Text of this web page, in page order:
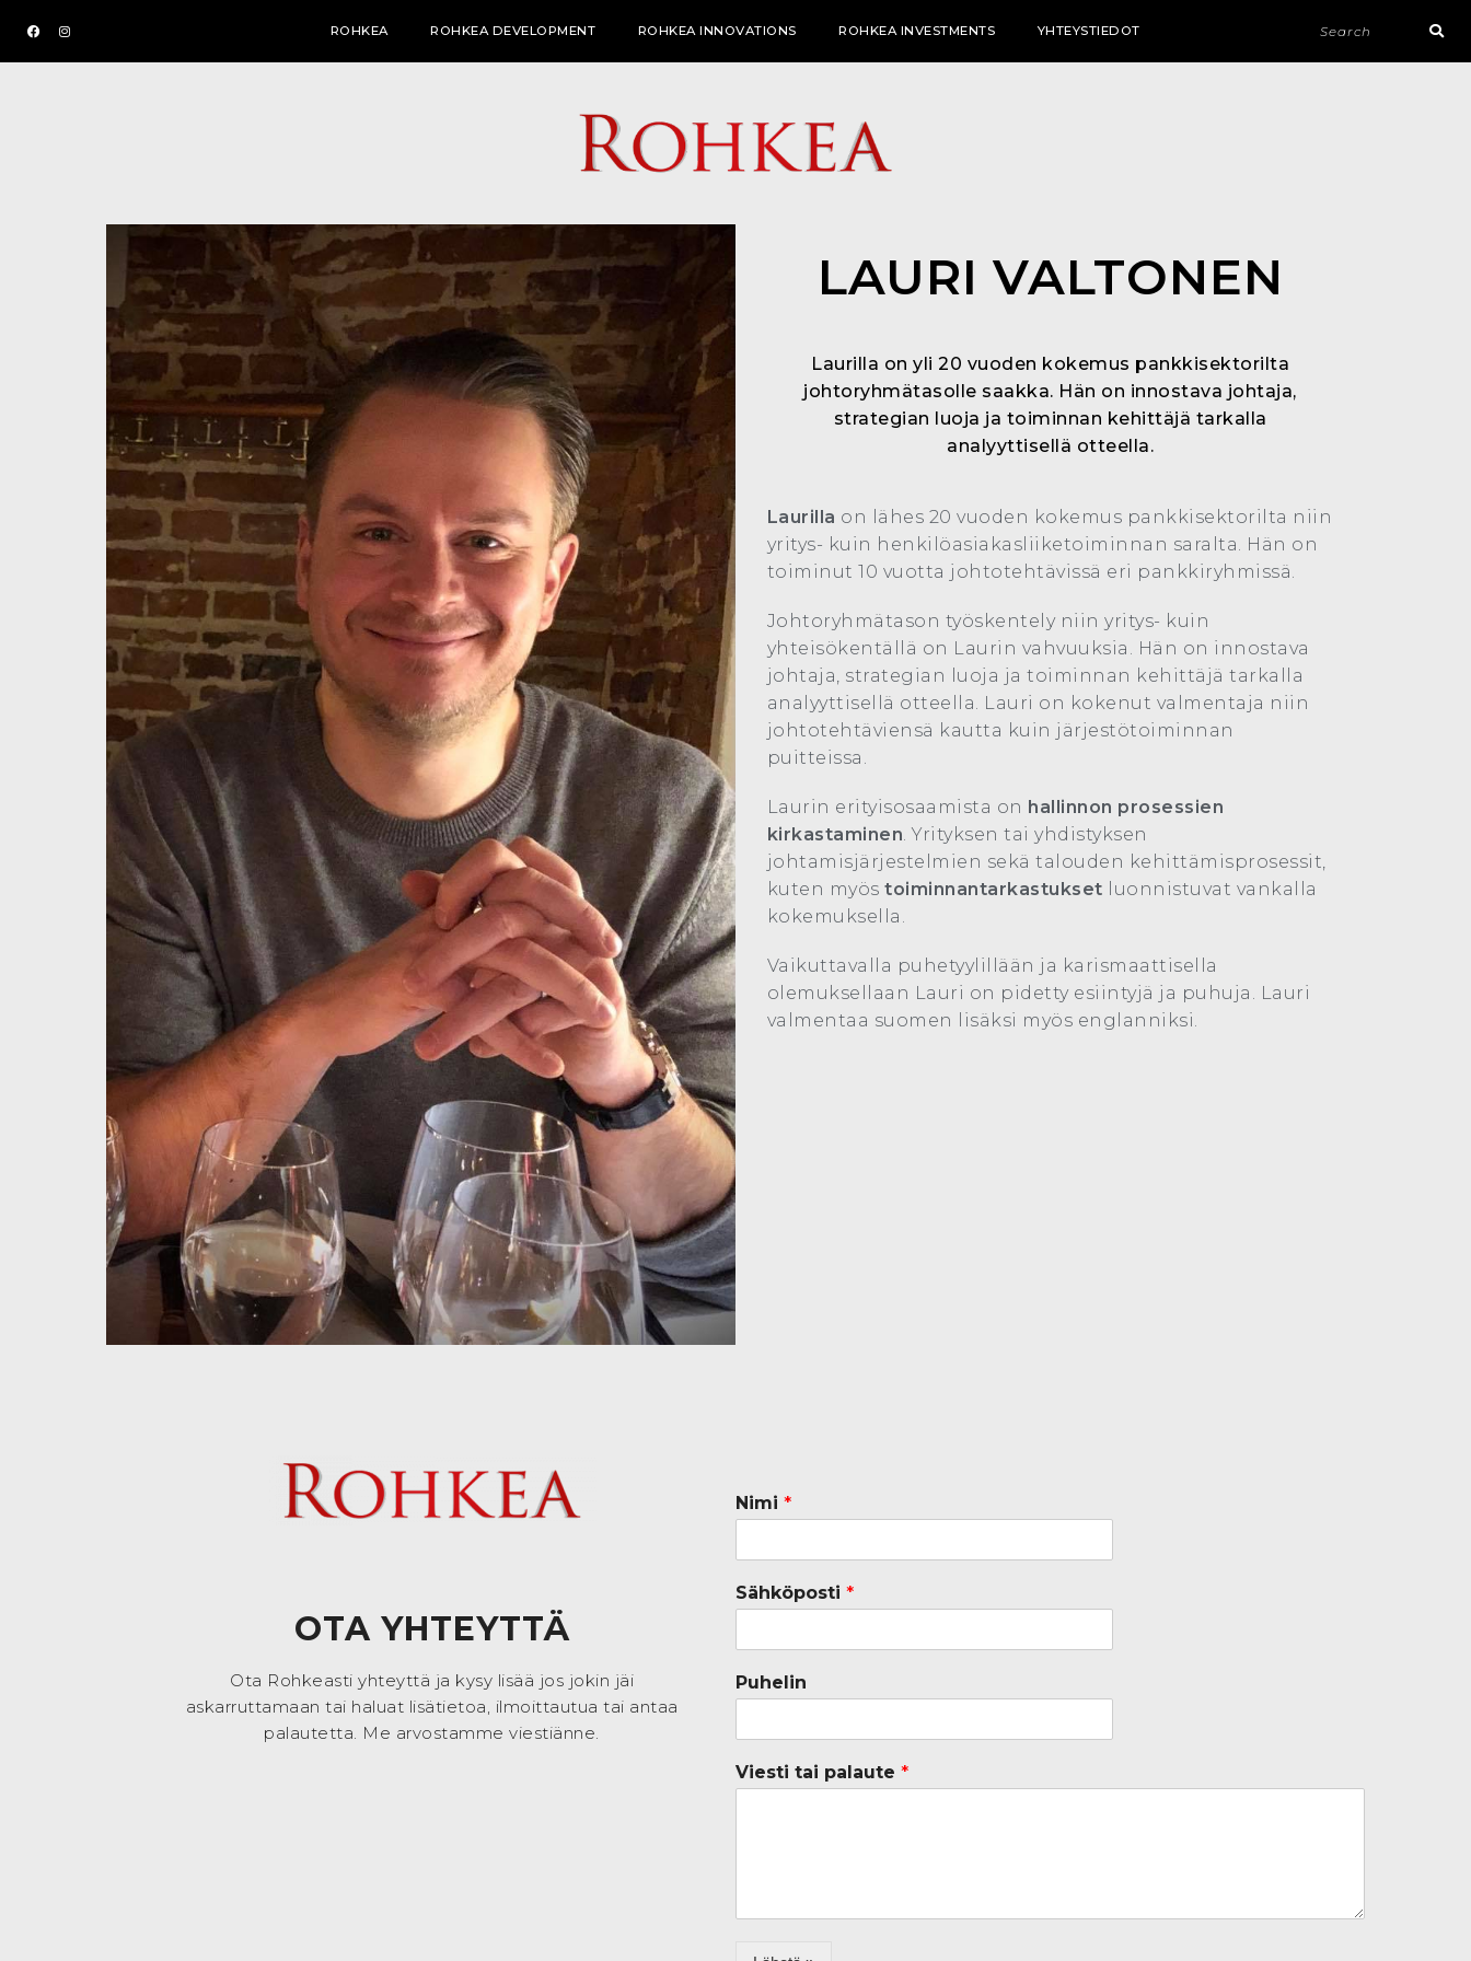
ROHKEA ROHKEA DEVELOPMENT ROHKEA INNOVATIONS ROHKEA INVESTMENTS YHTEYSTIEDOT
LAURI VALTONEN
Laurilla on yli 20 vuoden kokemus pankkisektorilta
johtoryhmätasolle saakka. Hän on innostava johtaja,
strategian luoja ja toiminnan kehittäjä tarkalla
analyyttisellä otteella.
Laurilla on lähes 20 vuoden kokemus pankkisektorilta niin
yritys- kuin henkilöasiakasliiketoiminnan saralta. Hän on
toiminut 10 vuotta johtotehtävissä eri pankkiryhmissä.
Johtoryhmätason työskentely niin yritys- kuin
yhteisökentällä on Laurin vahvuuksia. Hän on innostava
johtaja, strategian luoja ja toiminnan kehittäjä tarkalla
analyyttisellä otteella. Lauri on kokenut valmentaja niin
johtotehtäviensä kautta kuin järjestötoiminnan
puitteissa.
Laurin erityisosaamista on hallinnon prosessien
kirkastaminen. Yrityksen tai yhdistyksen
johtamisjärjestelmien sekä talouden kehittämisprosessit,
kuten myöstoiminnantarkastukset luonnistuvat vankalla
kokemuksella.
Vaikuttavalla puhetyylillään ja karismaattisella
olemuksellaan Lauri on pidetty esiintyjä ja puhuja. Lauri
valmentaa suomen lisäksi myös englanniksi.
OTA YHTEYTTÄ
Ota Rohkeasti yhteyttä ja kysy lisää jos jokin jäi
askarruttamaan tai haluat lisätietoa, ilmoittautua tai antaa
palautetta. Me arvostamme viestiänne.
Nimi *
Sähköposti *
Puhelin
Viesti tai palaute *